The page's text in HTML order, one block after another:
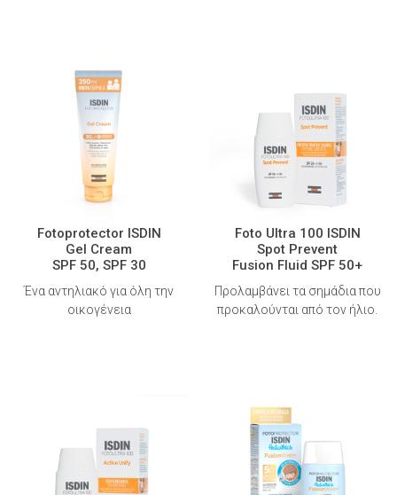
Fotoprotector ISDIN
Gel Cream
SPF 50, SPF 30
Ένα αντηλιακό για όλη την
οικογένεια
Foto Ultra 100 ISDIN
Spot Prevent
Fusion Fluid SPF 50+
Προλαμβάνει τα σημάδια που
προκαλούνται από τον ήλιο.